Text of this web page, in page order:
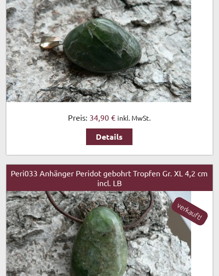
Preis: 34,90 € inkl. MwSt.
Details
Peri033 Anhänger Peridot gebohrt Tropfen Gr. XL 4,2 cm
incl. LB
verkauft!